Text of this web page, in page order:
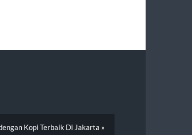
Kopi Terbaik Di Jakarta »